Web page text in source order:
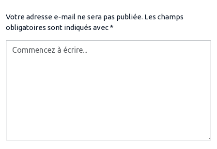
Votre adresse e-mail ne sera pas publiée. Les champs
obligatoires sont indiqués avec*